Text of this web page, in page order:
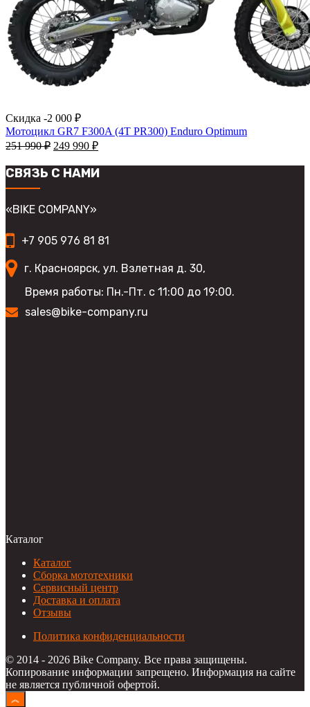
Скидка -2 000 ₽
Мотоцикл GR7 F300A (4T PR300) Enduro Optimum
251 990₽ Первоначальная
составляла
251
₽.
249 990 ₽Текущая
249
990
СВЯЗЬ С НАМИ
«BIKE COMPANY»
+7 905 976 81 81
г. Красноярск, ул. Взлетная д. 30,
Время работы: Пн.-Пт. с 11:00 до 19:00.
sales@bike-company.ru
Каталог
Каталог
Сборка мототехники
Сервисный центр
Доставка и оплата
Отзывы
Политика конфиденциальности
© 2014 - 2026 Bike Company. Все права защищены.
Копирование информации запрещено. Информация на сайте
не является публичной офертой.